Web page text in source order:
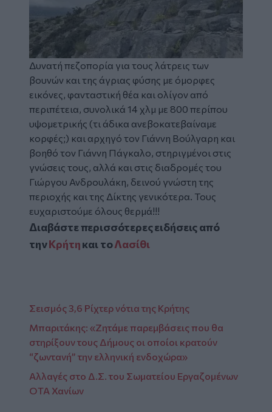
Δυνατή πεζοπορία για τους λάτρεις των
βουνών και της άγριας φύσης με όμορφες
εικόνες, φανταστική θέα και ολίγον από
περιπέτεια, συνολικά 14 χλμ με 800 περίπου
υψομετρικής (τι άδικα ανεβοκατεβαίναμε
κορφές;) και αρχηγό τον Γιάννη Βούλγαρη και
βοηθό τον Γιάννη Πάγκαλο, στηριγμένοι στις
γνώσεις τους, αλλά και στις διαδρομές του
Γιώργου Ανδρουλάκη, δεινού γνώστη της
περιοχής και της Δίκτης γενικότερα. Τους
ευχαριστούμε όλους θερμά!!!
Διαβάστε περισσότερες ειδήσεις από
τηνΚρήτηκαι τοΛασίθι
Σεισμός 3,6 Ρίχτερ νότια της Κρήτης
Μπαριτάκης: «Ζητάμε παρεμβάσεις που θα
στηρίξουν τους Δήμους οι οποίοι κρατούν
“ζωντανή” την ελληνική ενδοχώρα»
Αλλαγές στο Δ.Σ. του Σωματείου Εργαζομένων
ΟΤΑ Χανίων